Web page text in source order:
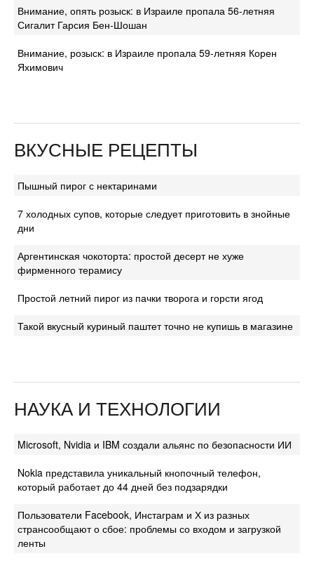
Внимание, опять розыск: в Израиле пропала 56-летняя
Сигалит Гарсия Бен-Шошан
Внимание, розыск: в Израиле пропала 59-летняя Корен
Яхимович
ВКУСНЫЕ РЕЦЕПТЫ
Пышный пирог с нектаринами
7 холодных супов, которые следует приготовить в знойные
дни
Аргентинская чокоторта: простой десерт не хуже
фирменного терамису
Простой летний пирог из пачки творога и горсти ягод
Такой вкусный куриный паштет точно не купишь в магазине
НАУКА И ТЕХНОЛОГИИ
Microsoft, Nvidia и IBM создали альянс по безопасности ИИ
Nokia представила уникальный кнопочный телефон,
который работает до 44 дней без подзарядки
Пользователи Facebook, Инстаграм и Х из разных
странсообщают о сбое: проблемы со входом и загрузкой
ленты